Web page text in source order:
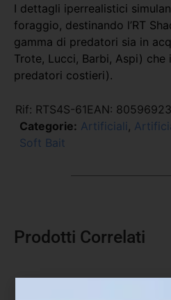
I dettagli iperrealistici
foraggio, destinando l’RT
gamma di predatori sia in
Trote, Lucci, Barbi, Aspi) che
predatori costieri).
Rif: RTS4S-61EAN:
Categorie: Artificiali ,
Soft Bait
Prodotti Correlati